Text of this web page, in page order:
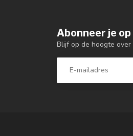
Abonneer je
Blijf op de hoogte